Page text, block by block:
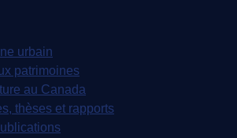
urbain
patrimoines
au Canada
thèses et rapports